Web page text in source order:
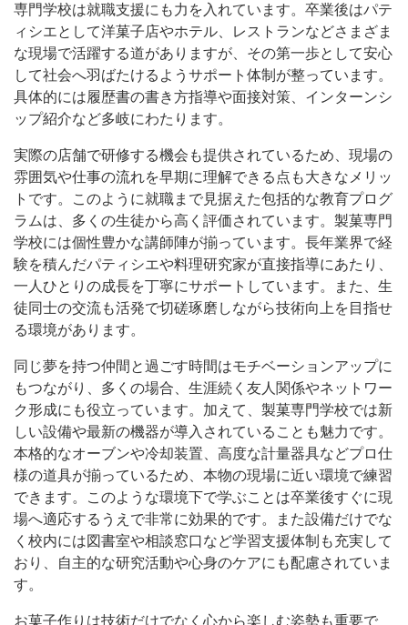
専門学校は就職支援にも力を入れています。卒業後はパテ
ィシエとして洋菓子店やホテル、レストランなどさまざま
な現場で活躍する道がありますが、その第一歩として安心
して社会へ羽ばたけるようサポート体制が整っています。
具体的には履歴書の書き方指導や面接対策、インターンシ
ップ紹介など多岐にわたります。
実際の店舗で研修する機会も提供されているため、現場の
雰囲気や仕事の流れを早期に理解できる点も大きなメリッ
トです。このように就職まで見据えた包括的な教育プログ
ラムは、多くの生徒から高く評価されています。製菓専門
学校には個性豊かな講師陣が揃っています。長年業界で経
験を積んだパティシエや料理研究家が直接指導にあたり、
一人ひとりの成長を丁寧にサポートしています。また、生
徒同士の交流も活発で切磋琢磨しながら技術向上を目指せ
る環境があります。
同じ夢を持つ仲間と過ごす時間はモチベーションアップに
もつながり、多くの場合、生涯続く友人関係やネットワー
ク形成にも役立っています。加えて、製菓専門学校では新
しい設備や最新の機器が導入されていることも魅力です。
本格的なオーブンや冷却装置、高度な計量器具などプロ仕
様の道具が揃っているため、本物の現場に近い環境で練習
できます。このような環境下で学ぶことは卒業後すぐに現
場へ適応するうえで非常に効果的です。また設備だけでな
く校内には図書室や相談窓口など学習支援体制も充実して
おり、自主的な研究活動や心身のケアにも配慮されていま
す。
お菓子作りは技術だけでなく心から楽しむ姿勢も重要で